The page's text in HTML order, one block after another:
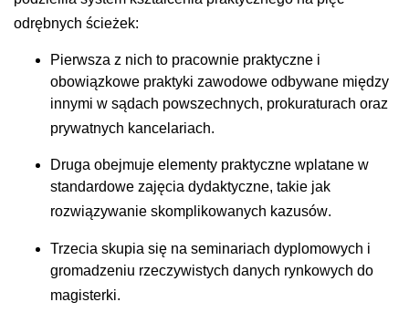
odrębnych ścieżek:
Pierwsza z nich to pracownie praktyczne i
obowiązkowe praktyki zawodowe odbywane między
innymi w sądach powszechnych, prokuraturach oraz
prywatnych kancelariach.
Druga obejmuje elementy praktyczne wplatane w
standardowe zajęcia dydaktyczne, takie jak
rozwiązywanie skomplikowanych kazusów.
Trzecia skupia się na seminariach dyplomowych i
gromadzeniu rzeczywistych danych rynkowych do
magisterki.